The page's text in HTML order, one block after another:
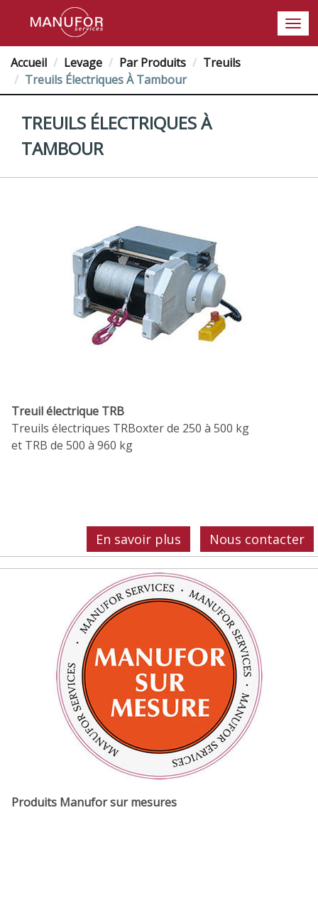
Accueil Levage Par Produits
Treuils
Treuils Électriques À Tambour
TREUILS ÉLECTRIQUES À
TAMBOUR
Treuil électrique TRB
Treuils électriques TRBoxter de 250 à 500 kg
et TRB de 500 à 960 kg
Nous contacter
En savoir plus
Produits Manufor sur mesures